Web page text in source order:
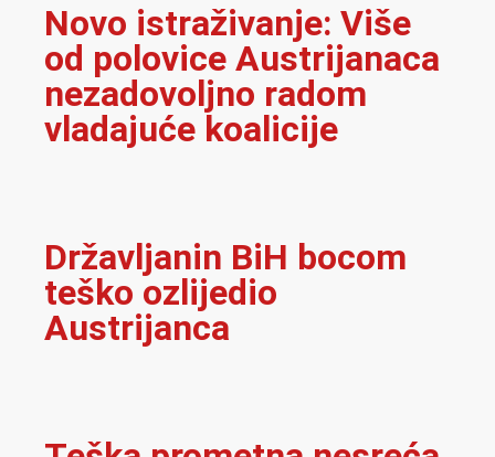
Novo istraživanje: Više
od polovice Austrijanaca
nezadovoljno radom
vladajuće koalicije
Državljanin BiH bocom
teško ozlijedio
Austrijanca